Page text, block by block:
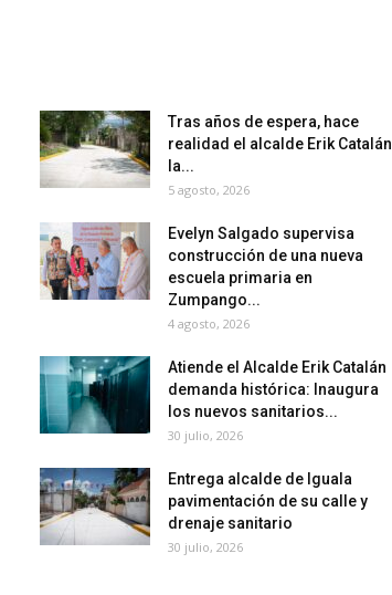
Tras años de espera, hace
realidad el alcalde Erik Catalán
la...
5 agosto, 2026
Evelyn Salgado supervisa
construcción de una nueva
escuela primaria en
Zumpango...
4 agosto, 2026
Atiende el Alcalde Erik Catalán
demanda histórica: Inaugura
los nuevos sanitarios...
30 julio, 2026
Entrega alcalde de Iguala
pavimentación de su calle y
drenaje sanitario
30 julio, 2026